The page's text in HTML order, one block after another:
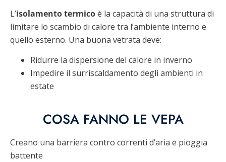
L’isolamento termicoè la capacità di una struttura di
limitare lo scambio di calore tra l’ambiente interno e
quello esterno. Una buona vetrata deve:
Ridurre la dispersione del calore in inverno
Impedire il surriscaldamento degli ambienti in
estate
COSA FANNO LE VEPA
Creano una barriera contro correnti d’aria e pioggia
battente